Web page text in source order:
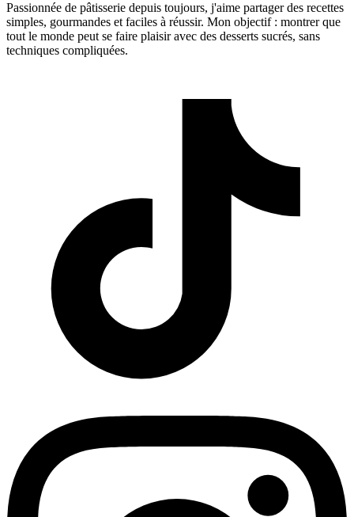
Passionnée de pâtisserie depuis toujours, j'aime partager des recettes
simples, gourmandes et faciles à réussir. Mon objectif : montrer que
tout le monde peut se faire plaisir avec des desserts sucrés, sans
techniques compliquées.